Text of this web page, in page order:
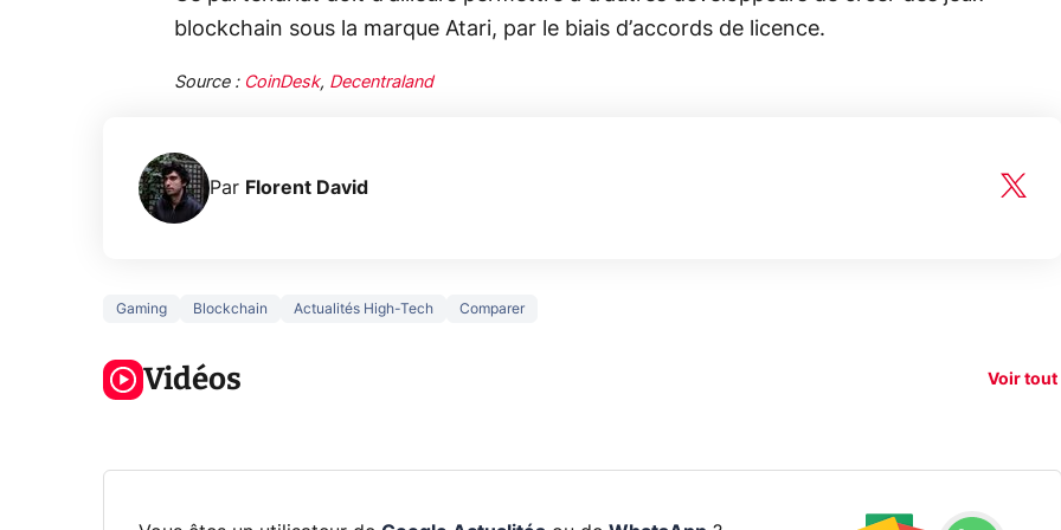
blockchain sous la marque Atari, par le biais d’accords de licence.
Source : CoinDesk, Decentraland
Par Florent David
Gaming Blockchain Actualités High-Tech Comparer
Vidéos Voir tout
3 écrans en 1
Voici L'AOC
CQ32G4ZA !
5 générations
Ce que vous